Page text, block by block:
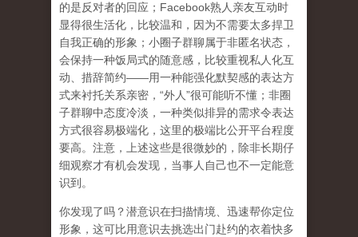
的是反对者的回应；Facebook熟人亲友互动时
显得很生活化，比较温和，因为不需要太多捍卫
自我正确的形象；小圈子群聊属于非匿名状态，
会保持一种饭局式的随意感，比较重视私人化互
动、措辞简约——用一种能强化默契感的表达方
式来衬托关系亲密，“外人”很可能听不懂；非圈
子群聊中态度冷淡，一种类似排异的需求令表达
方式很容易极端化，这里的极端比公开平台程度
要高。注意，上述这些是很微妙的，除非长期仔
细观察才有机会发现，当事人自己也不一定能意
识到。
你发现了吗？潜意识在扫描情境、迅速帮你定位
形象 ，这可比用意识去挑选出门赴约的衣着快多